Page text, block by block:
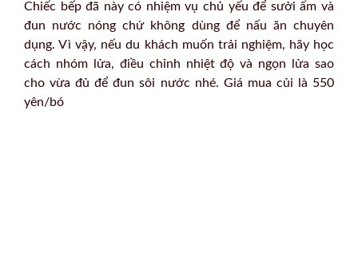
Chiếc bếp đã này có nhiệm vụ chủ yếu để sưởi ấm và
đun nước nóng chứ không dùng để nấu ăn chuyên
dụng. Vì vậy, nếu du khách muốn trải nghiệm, hãy học
cách nhóm lửa, điều chỉnh nhiệt độ và ngọn lửa sao
cho vừa đủ để đun sôi nước nhé. Giá mua củi là 550
yên/bó